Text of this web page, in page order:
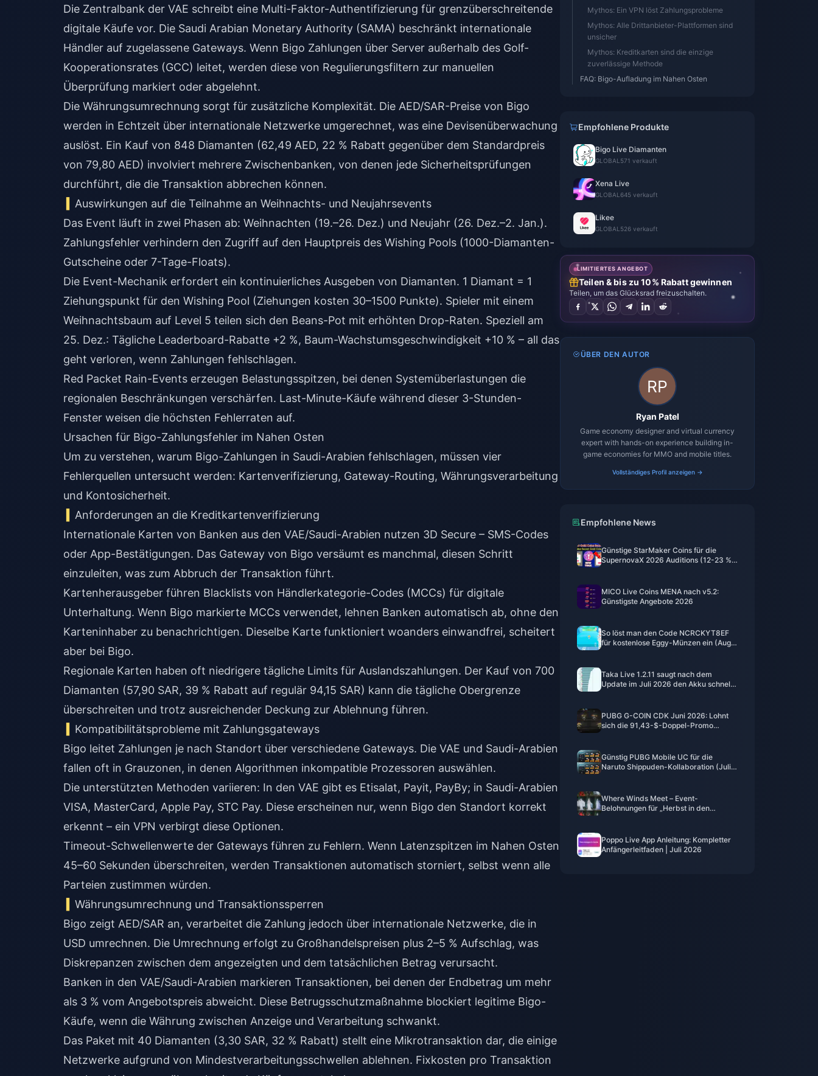
Die Zentralbank der VAE schreibt eine Multi-Faktor-Authentifizierung für grenzüberschreitende
digitale Käufe vor. Die Saudi Arabian Monetary Authority (SAMA) beschränkt internationale
Händler auf zugelassene Gateways. Wenn Bigo Zahlungen über Server außerhalb des Golf-
Kooperationsrates (GCC) leitet, werden diese von Regulierungsfiltern zur manuellen
Überprüfung markiert oder abgelehnt.
Die Währungsumrechnung sorgt für zusätzliche Komplexität. Die AED/SAR-Preise von Bigo
werden in Echtzeit über internationale Netzwerke umgerechnet, was eine Devisenüberwachung
auslöst. Ein Kauf von 848 Diamanten (62,49 AED, 22 % Rabatt gegenüber dem Standardpreis
von 79,80 AED) involviert mehrere Zwischenbanken, von denen jede Sicherheitsprüfungen
durchführt, die die Transaktion abbrechen können.
Auswirkungen auf die Teilnahme an Weihnachts- und Neujahrsevents
Das Event läuft in zwei Phasen ab: Weihnachten (19.–26. Dez.) und Neujahr (26. Dez.–2. Jan.).
Zahlungsfehler verhindern den Zugriff auf den Hauptpreis des Wishing Pools (1000-Diamanten-
Gutscheine oder 7-Tage-Floats).
Die Event-Mechanik erfordert ein kontinuierliches Ausgeben von Diamanten. 1 Diamant = 1
Ziehungspunkt für den Wishing Pool (Ziehungen kosten 30–1500 Punkte). Spieler mit einem
Weihnachtsbaum auf Level 5 teilen sich den Beans-Pot mit erhöhten Drop-Raten. Speziell am
25. Dez.: Tägliche Leaderboard-Rabatte +2 %, Baum-Wachstumsgeschwindigkeit +10 % – all das
geht verloren, wenn Zahlungen fehlschlagen.
Red Packet Rain-Events erzeugen Belastungsspitzen, bei denen Systemüberlastungen die
regionalen Beschränkungen verschärfen. Last-Minute-Käufe während dieser 3-Stunden-
Fenster weisen die höchsten Fehlerraten auf.
Ursachen für Bigo-Zahlungsfehler im Nahen Osten
Um zu verstehen, warum Bigo-Zahlungen in Saudi-Arabien fehlschlagen, müssen vier
Fehlerquellen untersucht werden: Kartenverifizierung, Gateway-Routing, Währungsverarbeitung
und Kontosicherheit.
Anforderungen an die Kreditkartenverifizierung
Internationale Karten von Banken aus den VAE/Saudi-Arabien nutzen 3D Secure – SMS-Codes
oder App-Bestätigungen. Das Gateway von Bigo versäumt es manchmal, diesen Schritt
einzuleiten, was zum Abbruch der Transaktion führt.
Kartenherausgeber führen Blacklists von Händlerkategorie-Codes (MCCs) für digitale
Unterhaltung. Wenn Bigo markierte MCCs verwendet, lehnen Banken automatisch ab, ohne den
Karteninhaber zu benachrichtigen. Dieselbe Karte funktioniert woanders einwandfrei, scheitert
aber bei Bigo.
Regionale Karten haben oft niedrigere tägliche Limits für Auslandszahlungen. Der Kauf von 700
Diamanten (57,90 SAR, 39 % Rabatt auf regulär 94,15 SAR) kann die tägliche Obergrenze
überschreiten und trotz ausreichender Deckung zur Ablehnung führen.
Kompatibilitätsprobleme mit Zahlungsgateways
Bigo leitet Zahlungen je nach Standort über verschiedene Gateways. Die VAE und Saudi-Arabien
fallen oft in Grauzonen, in denen Algorithmen inkompatible Prozessoren auswählen.
Die unterstützten Methoden variieren: In den VAE gibt es Etisalat, Payit, PayBy; in Saudi-Arabien
VISA, MasterCard, Apple Pay, STC Pay. Diese erscheinen nur, wenn Bigo den Standort korrekt
erkennt – ein VPN verbirgt diese Optionen.
Timeout-Schwellenwerte der Gateways führen zu Fehlern. Wenn Latenzspitzen im Nahen Osten
45–60 Sekunden überschreiten, werden Transaktionen automatisch storniert, selbst wenn alle
Parteien zustimmen würden.
Währungsumrechnung und Transaktionssperren
Bigo zeigt AED/SAR an, verarbeitet die Zahlung jedoch über internationale Netzwerke, die in
USD umrechnen. Die Umrechnung erfolgt zu Großhandelspreisen plus 2–5 % Aufschlag, was
Diskrepanzen zwischen dem angezeigten und dem tatsächlichen Betrag verursacht.
Banken in den VAE/Saudi-Arabien markieren Transaktionen, bei denen der Endbetrag um mehr
als 3 % vom Angebotspreis abweicht. Diese Betrugsschutzmaßnahme blockiert legitime Bigo-
Käufe, wenn die Währung zwischen Anzeige und Verarbeitung schwankt.
Das Paket mit 40 Diamanten (3,30 SAR, 32 % Rabatt) stellt eine Mikrotransaktion dar, die einige
Netzwerke aufgrund von Mindestverarbeitungsschwellen ablehnen. Fixkosten pro Transaktion
Mythos: Ein VPN löst Zahlungsprobleme
Mythos: Alle Drittanbieter-Plattformen sind
unsicher
Mythos: Kreditkarten sind die einzige
zuverlässige Methode
FAQ: Bigo-Aufladung im Nahen Osten
Empfohlene Produkte
Bigo Live Diamanten
GLOBAL 571 verkauft
Xena Live
GLOBAL 645 verkauft
Likee
GLOBAL 526 verkauft
LIMITIERTES ANGEBOT
Teilen & bis zu 10% Rabatt gewinnen
Teilen, um das Glücksrad freizuschalten.
ÜBER DEN AUTOR
Ryan Patel
Game economy designer and virtual currency
expert with hands-on experience building in-
game economies for MMO and mobile titles.
Vollständiges Profil anzeigen →
Empfohlene News
Günstige StarMaker Coins für die
SupernovaX 2026 Auditions (12-23 %
MICO Live Coins MENA nach v5.2:
Günstigste Angebote 2026
So löst man den Code NCRCKYT8EF
für kostenlose Eggy-Münzen ein (Aug.
Taka Live 1.2.11 saugt nach dem
Update im Juli 2026 den Akku schnell
PUBG G-COIN CDK Juni 2026: Lohnt
sich die 91,43-$-Doppel-Promo
Günstig PUBG Mobile UC für die
Naruto Shippuden-Kollaboration (Juli
Where Winds Meet – Event-
Belohnungen für „Herbst in den
Poppo Live App Anleitung: Kompletter
Anfängerleitfaden | Juli 2026